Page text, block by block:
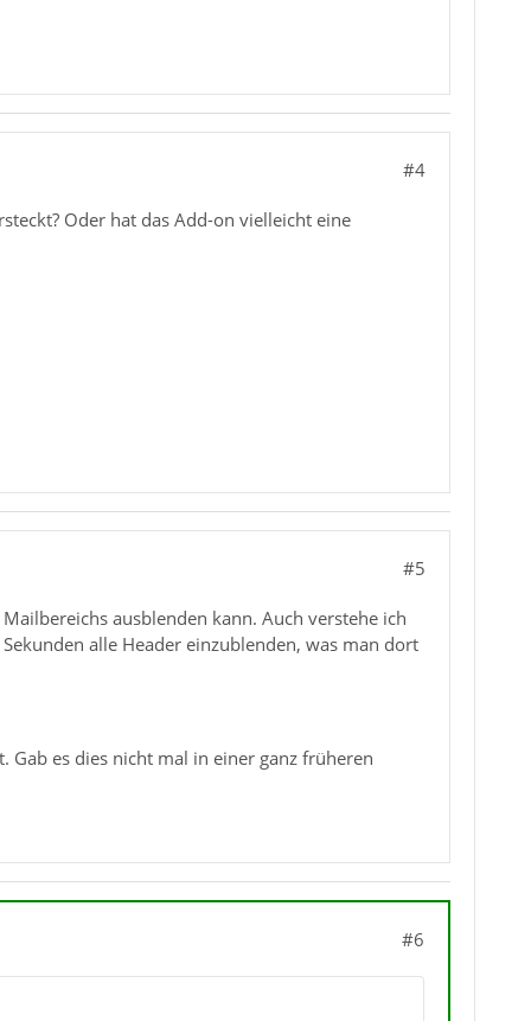
#4
Oder hat das Add-on vielleicht eine
#5
ausblenden kann. Auch verstehe ich
alle Header einzublenden, was man dort
es dies nicht mal in einer ganz früheren
#6